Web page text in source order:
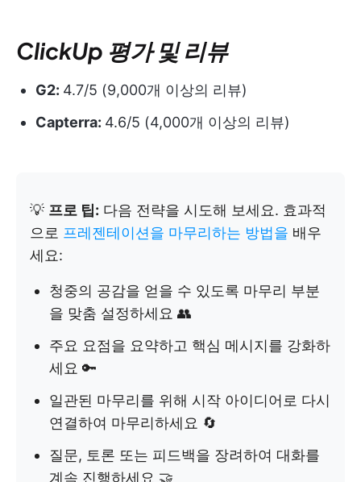
ClickUp 평가 및 리뷰
G2: 4.7/5 (9,000개 이상의 리뷰)
Capterra: 4.6/5 (4,000개 이상의 리뷰)
💡 프로 팁: 다음 전략을 시도해 보세요. 효과적
으로 프레젠테이션을 마무리하는 방법을 배우
세요:
청중의 공감을 얻을 수 있도록 마무리 부분
을 맞춤 설정하세요 👥
주요 요점을 요약하고 핵심 메시지를 강화하
세요 🔑
일관된 마무리를 위해 시작 아이디어로 다시
연결하여 마무리하세요 🔄
질문, 토론 또는 피드백을 장려하여 대화를
계속 진행하세요 🤝